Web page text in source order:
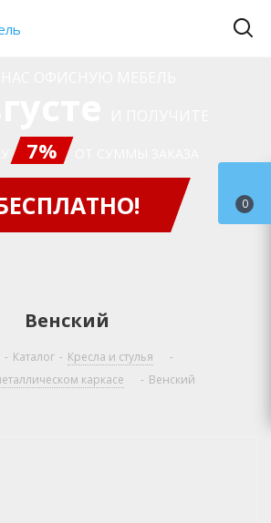
7%
Венский
- Каталог - Кресла и стулья
-
каркасе
- Венский
0